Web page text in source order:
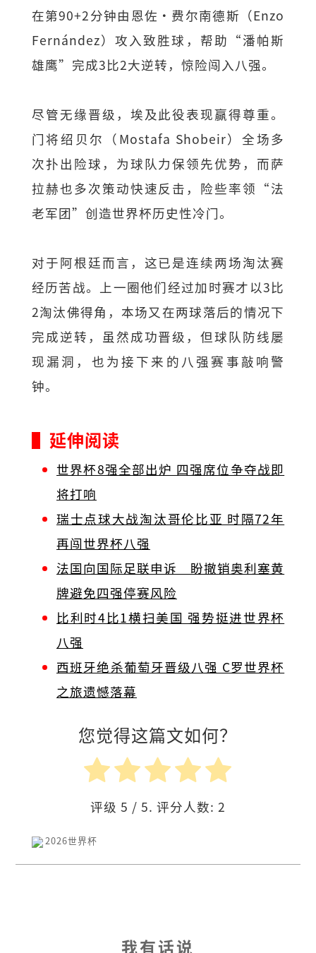
在第90+2分钟由恩佐·费尔南德斯（Enzo
Fernández）攻入致胜球，帮助“潘帕斯
雄鹰”完成3比2大逆转，惊险闯入八强。
尽管无缘晋级，埃及此役表现赢得尊重。
门将绍贝尔（Mostafa Shobeir）全场多
次扑出险球，为球队力保领先优势，而萨
拉赫也多次策动快速反击，险些率领“法
老军团”创造世界杯历史性冷门。
对于阿根廷而言，这已是连续两场淘汰赛
经历苦战。上一圈他们经过加时赛才以3比
2淘汰佛得角，本场又在两球落后的情况下
完成逆转，虽然成功晋级，但球队防线屡
现漏洞，也为接下来的八强赛事敲响警
钟。
▌延伸阅读
世界杯8强全部出炉 四强席位争夺战即
将打响
瑞士点球大战淘汰哥伦比亚 时隔72年
再闯世界杯八强
法国向国际足联申诉 盼撤销奥利塞黄
牌避免四强停赛风险
比利时4比1横扫美国 强势挺进世界杯
八强
西班牙绝杀葡萄牙晋级八强 C罗世界杯
之旅遗憾落幕
您觉得这篇文如何？
评级 5 / 5. 评分人数: 2
2026世界杯
我有话说